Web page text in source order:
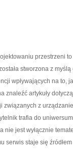
przestrzeni
stworzona z
wpływających na to,
znaleźć artykuły
związanych z
trafia do
jest wyłącznie
serwis staje się źródłem